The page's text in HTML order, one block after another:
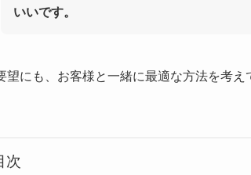
いいです。
望にも、お客様と一緒に最適な方法を考え
次